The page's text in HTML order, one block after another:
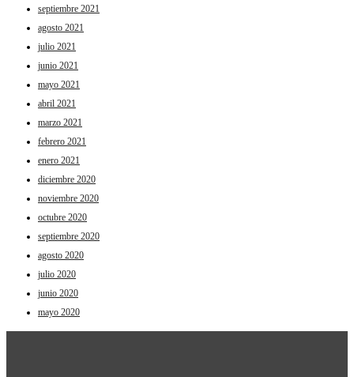
septiembre 2021
agosto 2021
julio 2021
junio 2021
mayo 2021
abril 2021
marzo 2021
febrero 2021
enero 2021
diciembre 2020
noviembre 2020
octubre 2020
septiembre 2020
agosto 2020
julio 2020
junio 2020
mayo 2020